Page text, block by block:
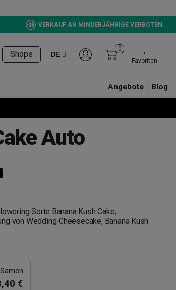
VERKAUF AN MINDERJÄHRIGE VERBOTEN
Shops DE
0
Favoriten
Angebote Blog
Auto
Sorte Banana Kush Cake,
von Wedding Cheesecake, Banana Kush
€